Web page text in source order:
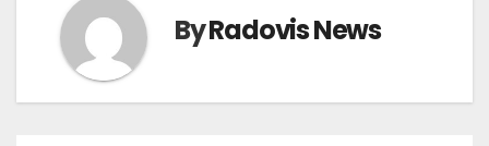
ByRadovis News